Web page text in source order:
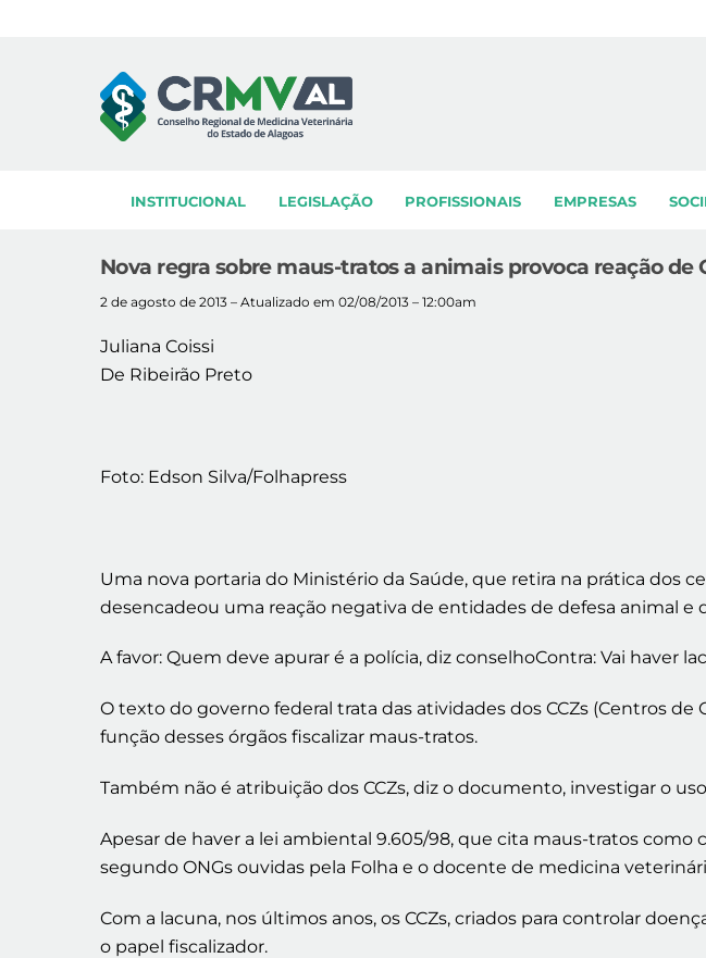
INSTITUCIONAL LEGISLAÇÃO PROFISSIONAIS EMPRESAS
Nova regra sobre maus-tratos a animais provoca reação de
2 de agosto de 2013 – Atualizado em 02/08/2013 – 12:00am
Juliana Coissi
De Ribeirão Preto
Foto: Edson Silva/Folhapress
Uma nova portaria do Ministério da Saúde, que retira na prática dos
desencadeou uma reação negativa de entidades de defesa animal e
A favor: Quem deve apurar é a polícia, diz conselhoContra: Vai haver
O texto do governo federal trata das atividades dos CCZs (Centros
função desses órgãos fiscalizar maus-tratos.
Também não é atribuição dos CCZs, diz o documento, investigar o
Apesar de haver a lei ambiental 9.605/98, que cita maus-tratos como
segundo ONGs ouvidas pela Folha e o docente de medicina
Com a lacuna, nos últimos anos, os CCZs, criados para controlar
o papel fiscalizador.